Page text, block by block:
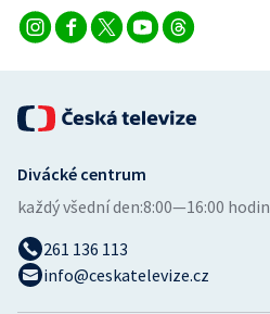
Divácké centrum
každý všední den:8:00—16:00 hodin
261 136 113
info@ceskatelevize.cz